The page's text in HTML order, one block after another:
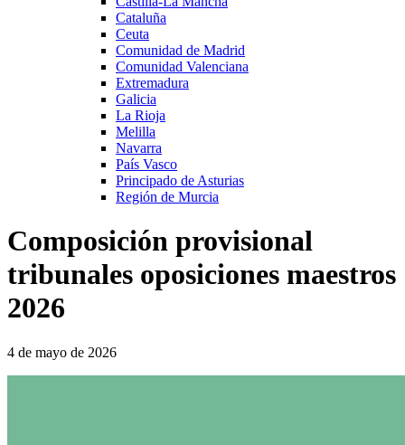
Cataluña
Ceuta
Comunidad de Madrid
Comunidad Valenciana
Extremadura
Galicia
La Rioja
Melilla
Navarra
País Vasco
Principado de Asturias
Región de Murcia
Composición provisional
tribunales oposiciones maestros
2026
4 de mayo de 2026